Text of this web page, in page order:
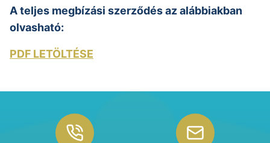
A teljes megbízási szerződés az alábbiakban
olvasható:
PDF LETÖLTÉSE